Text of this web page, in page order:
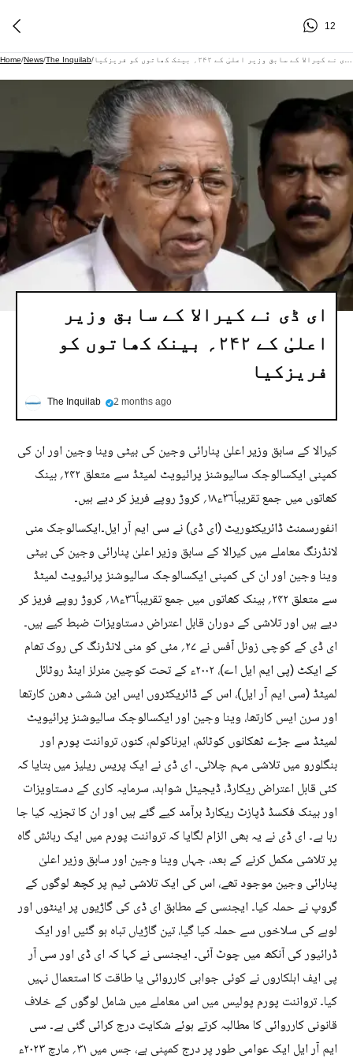
12
Home/News/The Inquilab/
ای ڈی نے کیرالا کے سابق وزیر
اعلیٰ کے ۲۴۲؍ بینک کھاتوں کو
فریزکیا
The Inquilab 2 months ago
کیرالا کے سابق وزیر اعلیٰ پنارائی وجین کی بیٹی وینا وجین اور ان کی
کمپنی ایکسالوجک سالیوشنز پرائیویٹ لمیٹڈ سے متعلق ۲۴۲؍ بینک
کھاتوں میں جمع تقریباً۳۶ء۱۸؍ کروڑ روپے فریز کر دیے ہیں۔
انفورسمنٹ ڈائریکٹوریٹ (ای ڈی) نے سی ایم آر ایل۔ایکسالوجک منی
لانڈرنگ معاملے میں کیرالا کے سابق وزیر اعلیٰ پنارائی وجین کی بیٹی
وینا وجین اور ان کی کمپنی ایکسالوجک سالیوشنز پرائیویٹ لمیٹڈ
سے متعلق ۲۴۲؍ بینک کھاتوں میں جمع تقریباً۳۶ء۱۸؍ کروڑ روپے فریز کر
دیے ہیں اور تلاشی کے دوران قابل اعتراض دستاویزات ضبط کیے ہیں۔
ای ڈی کے کوچی زونل آفس نے ۲۷؍ مئی کو منی لانڈرنگ کی روک تھام
کے ایکٹ (پی ایم ایل اے)، ۲۰۰۲ء کے تحت کوچین منرلز اینڈ روٹائل
لمیٹڈ (سی ایم آر ایل)، اس کے ڈائریکٹروں ایس این ششی دھرن کارتھا
اور سرن ایس کارتھا، وینا وجین اور ایکسالوجک سالیوشنز پرائیویٹ
لمیٹڈ سے جڑے ٹھکانوں کوٹائم، ایرناکولم، کنور، ترواننت پورم اور
بنگلورو میں تلاشی مہم چلائی۔ ای ڈی نے ایک پریس ریلیز میں بتایا کہ
کئی قابل اعتراض ریکارڈ، ڈیجیٹل شواہد، سرمایہ کاری کے دستاویزات
اور بینک فکسڈ ڈپازٹ ریکارڈ برآمد کیے گئے ہیں اور ان کا تجزیہ کیا جا
رہا ہے۔ ای ڈی نے یہ بھی الزام لگایا کہ ترواننت پورم میں ایک رہائش گاہ
پر تلاشی مکمل کرنے کے بعد، جہاں وینا وجین اور سابق وزیر اعلیٰ
پنارائی وجین موجود تھے، اس کی ایک تلاشی ٹیم پر کچھ لوگوں کے
گروپ نے حملہ کیا۔ ایجنسی کے مطابق ای ڈی کی گاڑیوں پر اینٹوں اور
لوہے کی سلاخوں سے حملہ کیا گیا، تین گاڑیاں تباہ ہو گئیں اور ایک
ڈرائیور کی آنکھ میں چوٹ آئی۔ ایجنسی نے کہا کہ ای ڈی اور سی آر
پی ایف اہلکاروں نے کوئی جوابی کارروائی یا طاقت کا استعمال نہیں
کیا۔ ترواننت پورم پولیس میں اس معاملے میں شامل لوگوں کے خلاف
قانونی کارروائی کا مطالبہ کرتے ہوئے شکایت درج کرائی گئی ہے۔ سی
ایم آر ایل ایک عوامی طور پر درج کمپنی ہے، جس میں ۳۱؍ مارچ ۲۰۲۳ء